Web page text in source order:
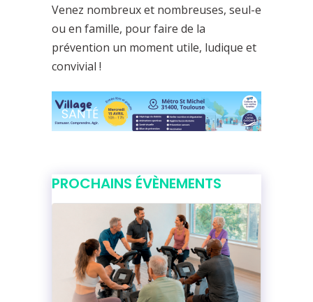
Venez nombreux et nombreuses, seul-e
ou en famille, pour faire de la
prévention un moment utile, ludique et
convivial !
PROCHAINS ÉVÈNEMENTS